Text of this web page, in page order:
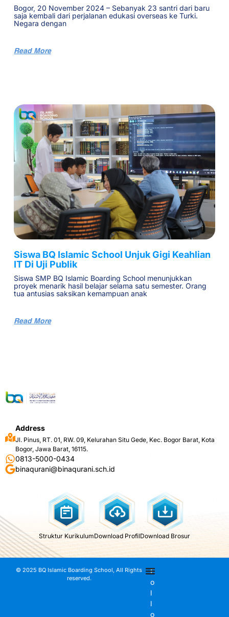
Bogor, 20 November 2024 – Sebanyak 23 santri dari baru
saja kembali dari perjalanan edukasi overseas ke Turki.
Negara dengan
Read More
Siswa BQ Islamic School Unjuk Gigi Keahlian
IT Di Uji Publik
Siswa SMP BQ Islamic Boarding School menunjukkan
proyek menarik hasil belajar selama satu semester. Orang
tua antusias saksikan kemampuan anak
Read More
Address
Jl. Pinus, RT. 01, RW. 09, Kelurahan Situ Gede, Kec. Bogor Barat, Kota
Bogor, Jawa Barat, 16115.
0813-5000-0434
binaqurani@binaqurani.sch.id
Struktur KurikulumDownload ProfilDownload Brosur
© 2025 BQ Islamic Boarding School, All Rights
reserved.
F
o
l
l
o